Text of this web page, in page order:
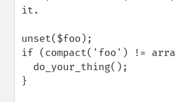
it.
unset($foo);
if (compact('foo') !=
}